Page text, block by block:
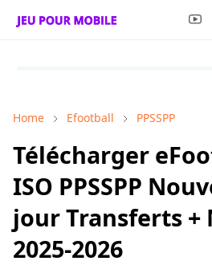
Home Efootball PPSSPP
Télécharger
ISO PPSSPP
jour Transferts +
2025-2026